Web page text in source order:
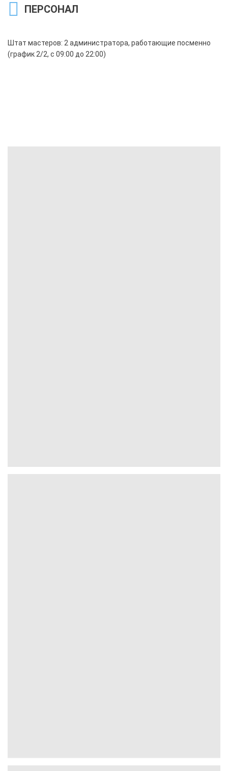
ПЕРСОНАЛ
Штат мастеров: 2 администратора, работающие посменно
(график 2/2, с 09:00 до 22:00)